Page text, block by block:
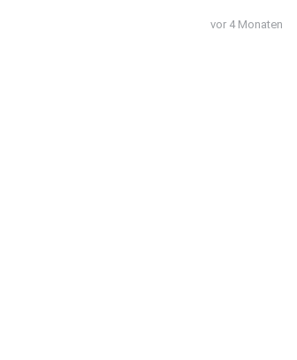
vor 4 Monaten